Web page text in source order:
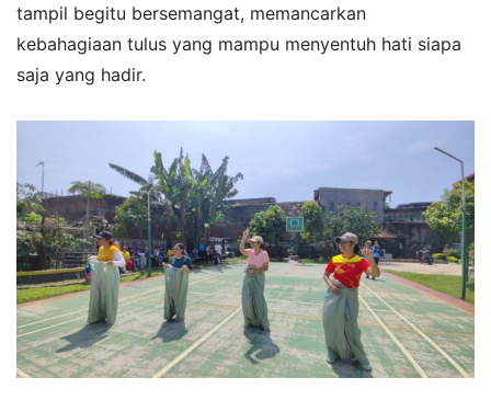
tampil begitu bersemangat, memancarkan
kebahagiaan tulus yang mampu menyentuh hati siapa
saja yang hadir.